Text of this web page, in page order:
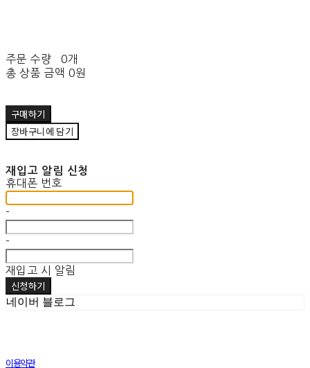
주문 수량
0개
총 상품 금액 0원
구매하기
장바구니에 담기
재입고 알림 신청
휴대폰 번호
-
-
재입고 시 알림
신청하기
네이버 블로그
이용약관